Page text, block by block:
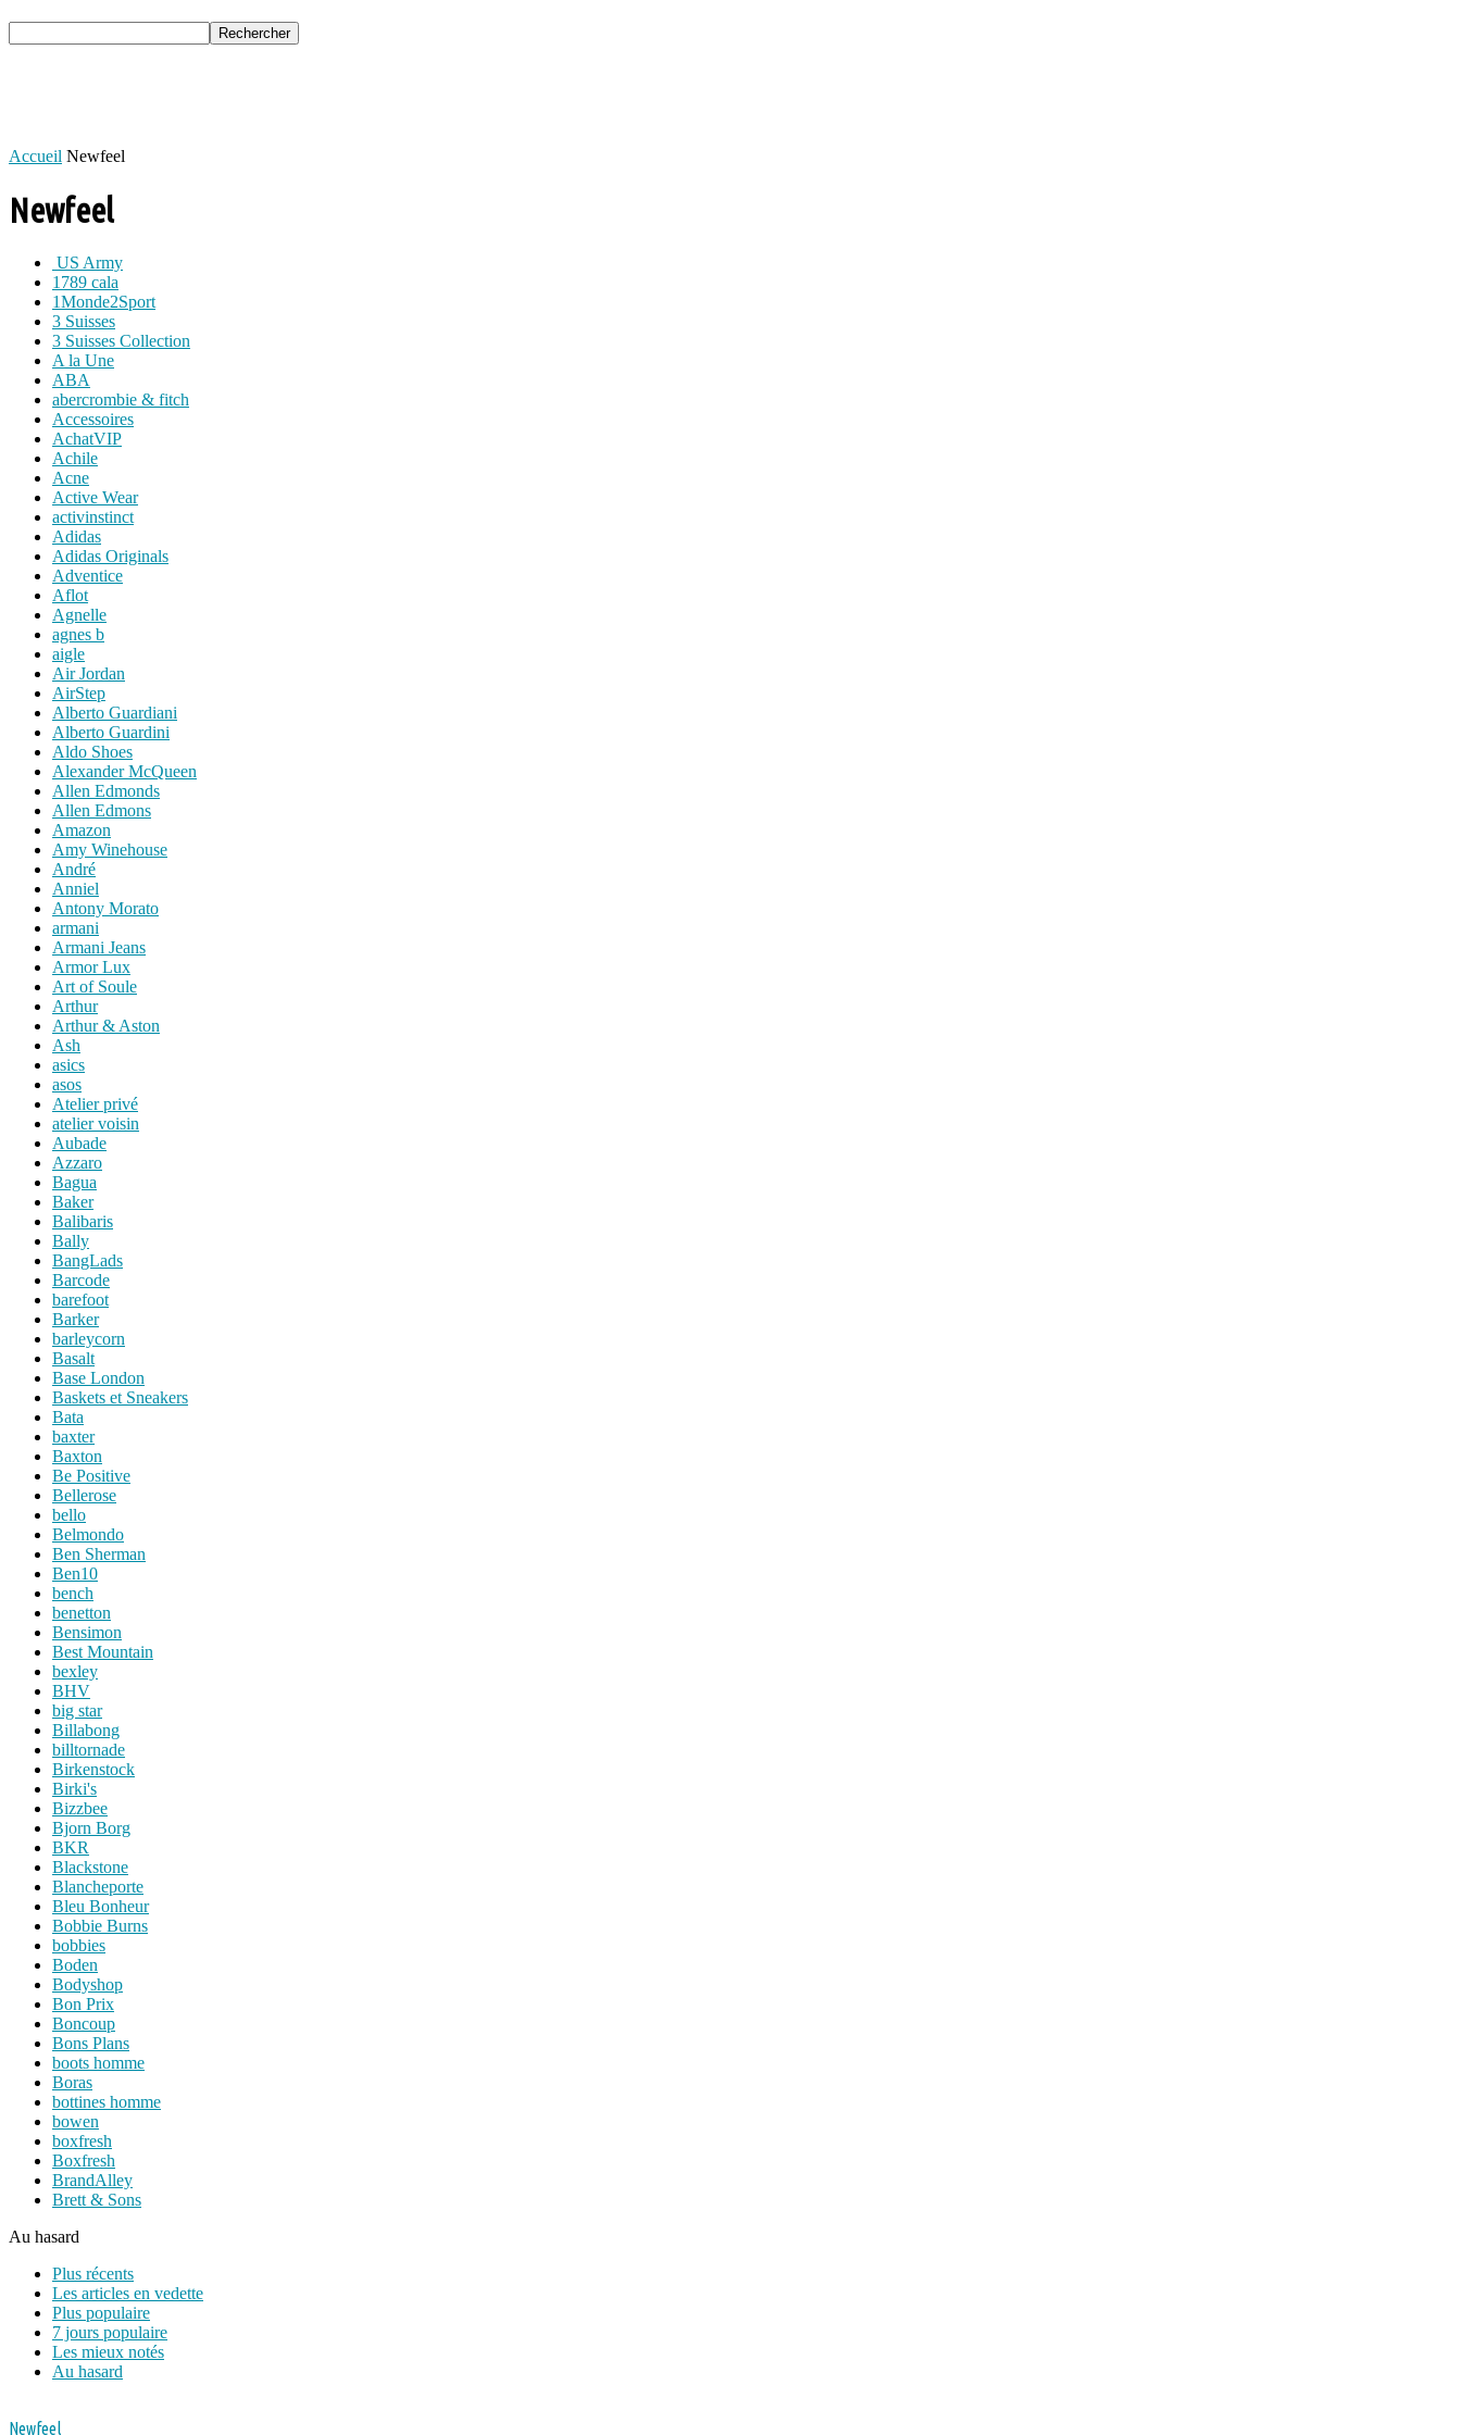
Accueil Newfeel
Newfeel
US Army
1789 cala
1Monde2Sport
3 Suisses
3 Suisses Collection
A la Une
ABA
abercrombie & fitch
Accessoires
AchatVIP
Achile
Acne
Active Wear
activinstinct
Adidas
Adidas Originals
Adventice
Aflot
Agnelle
agnes b
aigle
Air Jordan
AirStep
Alberto Guardiani
Alberto Guardini
Aldo Shoes
Alexander McQueen
Allen Edmonds
Allen Edmons
Amazon
Amy Winehouse
André
Anniel
Antony Morato
armani
Armani Jeans
Armor Lux
Art of Soule
Arthur
Arthur & Aston
Ash
asics
asos
Atelier privé
atelier voisin
Aubade
Azzaro
Bagua
Baker
Balibaris
Bally
BangLads
Barcode
barefoot
Barker
barleycorn
Basalt
Base London
Baskets et Sneakers
Bata
baxter
Baxton
Be Positive
Bellerose
bello
Belmondo
Ben Sherman
Ben10
bench
benetton
Bensimon
Best Mountain
bexley
BHV
big star
Billabong
billtornade
Birkenstock
Birki's
Bizzbee
Bjorn Borg
BKR
Blackstone
Blancheporte
Bleu Bonheur
Bobbie Burns
bobbies
Boden
Bodyshop
Bon Prix
Boncoup
Bons Plans
boots homme
Boras
bottines homme
bowen
boxfresh
Boxfresh
BrandAlley
Brett & Sons
Au hasard
Plus récents
Les articles en vedette
Plus populaire
7 jours populaire
Les mieux notés
Au hasard
Newfeel